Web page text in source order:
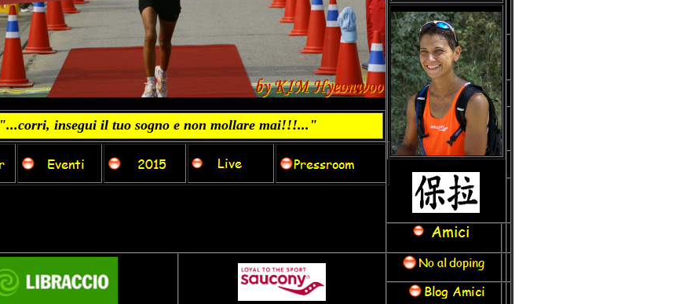
"...corri, insegui il tuo sogno e non mollare mai!!!..."